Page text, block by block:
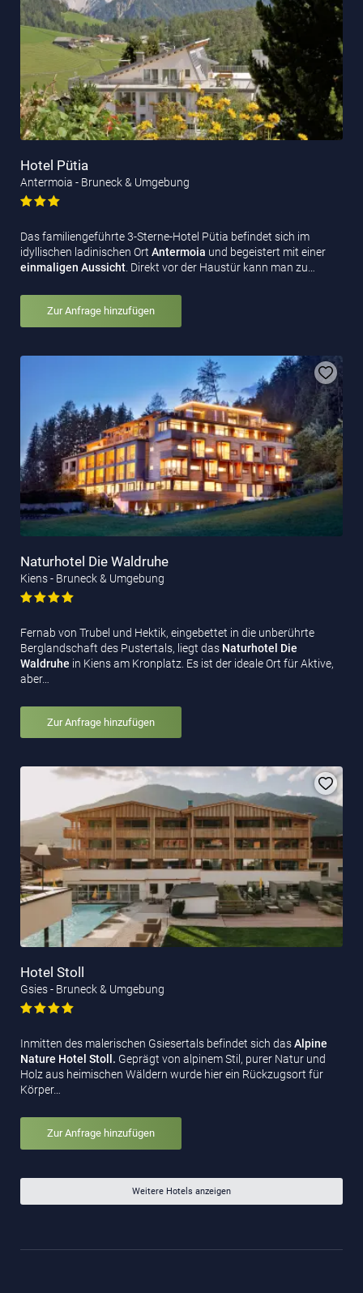
Hotel Pütia
Antermoia - Bruneck & Umgebung
Das familiengeführte 3-Sterne-Hotel Pütia befindet sich im
idyllischen ladinischen Ort Antermoia und begeistert mit einer
einmaligen Aussicht. Direkt vor der Haustür kann man zu…
Zur Anfrage hinzufügen
Naturhotel Die Waldruhe
Kiens - Bruneck & Umgebung
Fernab von Trubel und Hektik, eingebettet in die unberührte
Berglandschaft des Pustertals, liegt das Naturhotel Die
Waldruhe in Kiens am Kronplatz. Es ist der ideale Ort für Aktive,
aber…
Zur Anfrage hinzufügen
Hotel Stoll
Gsies - Bruneck & Umgebung
Inmitten des malerischen Gsiesertals befindet sich dasAlpine
Nature Hotel Stoll. Geprägt von alpinem Stil, purer Natur und
Holz aus heimischen Wäldern wurde hier ein Rückzugsort für
Körper…
Zur Anfrage hinzufügen
Weitere Hotels anzeigen